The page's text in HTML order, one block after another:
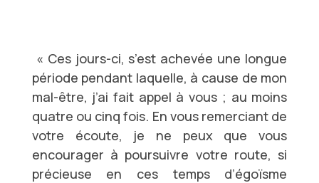
« Ces jours-ci, s’est achevée une longue
période pendant laquelle, à cause de mon
mal-être, j’ai fait appel à vous ; au moins
quatre ou cinq fois. En vous remerciant de
votre écoute, je ne peux que vous
encourager à poursuivre votre route, si
précieuse en ces temps d’égoïsme